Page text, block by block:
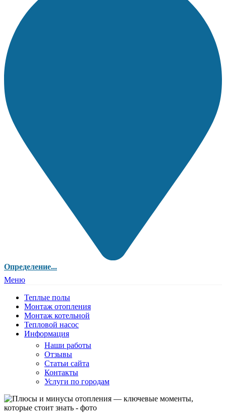
Определение...
Меню
Теплые полы
Монтаж отопления
Монтаж котельной
Тепловой насос
Информация
Наши работы
Отзывы
Статьи сайта
Контакты
Услуги по городам